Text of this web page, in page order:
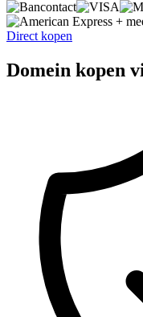
+
Direct kopen
Domein kopen